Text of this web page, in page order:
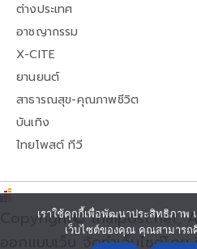
ต่างประเทศ
อาชญากรรม
X-CITE
ยานยนต์
สาธารณสุข-คุณภาพชีวิต
บันเทิง
ไทยโพสต์ ทีวี
Copyright© thaipost.net,
ออกแบบเว็บ จัดทำเว็บไซต์โด
เราใช้คุกกี้เพื่อพัฒนาประสิทธิภาพ
เว็บไซต์ของคุณ คุณสามารถ